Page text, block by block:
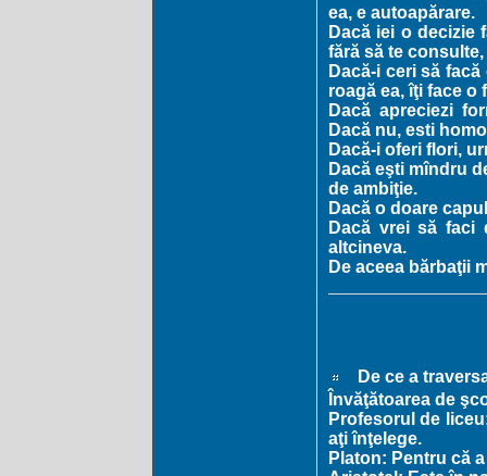
ea, e autoapărare.
Dacă iei o decizie
fără să te
Dacă-i ceri să
roagă ea, îţi face o
Dacă apreciezi
Dacă nu, esti
Dacă-i oferi flori,
Dacă eşti mîndru
de ambiţie.
Dacă o doare
Dacă vrei să faci
altcineva.
De aceea bărbaţii
De ce a
Învăţătoarea de
Profesorul de
aţi înţelege.
Platon: Pentru că